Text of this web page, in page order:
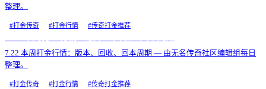
整理。
#打金传奇 #打金行情 #传奇打金推荐
7.22 本周打金行情：版本、回收、回本周期 — 由无名传奇社区编辑组每日
整理。
#打金传奇 #打金行情 #传奇打金推荐